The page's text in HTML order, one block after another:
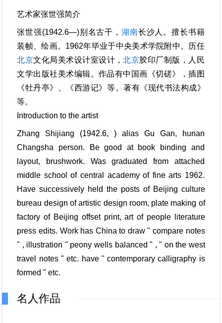
艺术家张世强简介
张世强(1942.6—)别名古干， 湖南长沙人。擅长书籍
装帧、绘画。1962年毕业于中央美术学院附中。历任
北京文化局美术设计室设计，北京胶印厂制版，人民
文学出版社美术编辑。作品有中国画《切磋》，插图
《牡丹亭》、《西游记》等。著有《现代书法构成》
等。
Introduction to the artist
Zhang Shijiang (1942.6, ) alias Gu Gan, hunan
Changsha person. Be good at book binding and
layout, brushwork. Was graduated from attached
middle school of central academy of fine arts 1962.
Have successively held the posts of Beijing culture
bureau design of artistic design room, plate making of
factory of Beijing offset print, art of people literature
press edits. Work has China to draw " compare notes
" , illustration " peony wells balanced " , " on the west
travel notes " etc. have " contemporary calligraphy is
formed " etc.
名人作品